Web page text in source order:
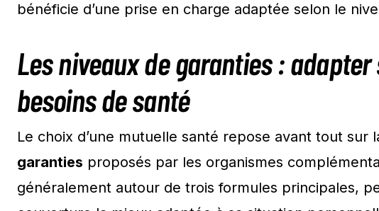
bénéficie d’une prise en charge adaptée selon le
Les niveaux de garanties :
besoins de santé
Le choix d’une mutuelle santé repose avant tout sur
garanties proposés par les organismes
généralement autour de trois formules principales,